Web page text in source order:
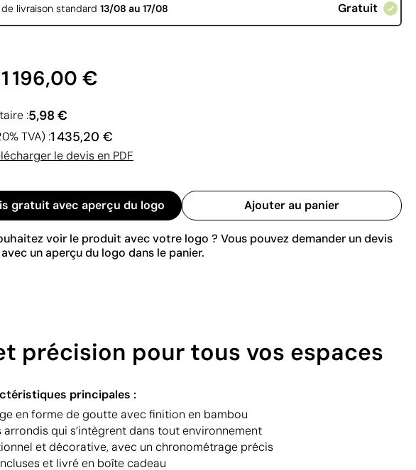
livraison standard 13/08 au 17/08 Gratuit
1 196,00 €
:5,98 €
TVA) :1 435,20 €
le devis en PDF
gratuit avec aperçu du logo Ajouter au panier
voir le produit avec votre logo ? Vous pouvez demander un devis
un aperçu du logo dans le panier.
précision pour tous vos espaces
principales :
en forme de goutte avec finition en bambou
arrondis qui s’intègrent dans tout environnement
et décorative, avec un chronométrage précis
et livré en boîte cadeau